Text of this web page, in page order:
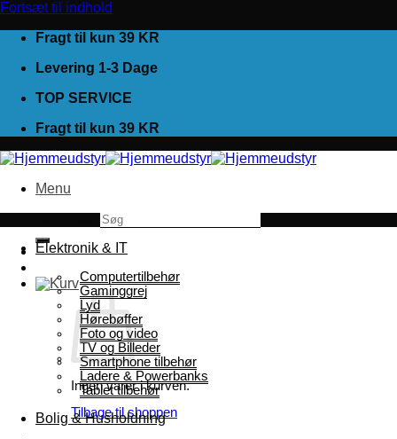
Fortsæt til indhold
Fragt til kun 39 KR
Levering 1-3 Dage
TOP SERVICE
Fragt til kun 39 KR
Menu
Ingen varer i kurven.
Tilbage til shoppen
Elektronik & IT
Computertilbehør
Gaminggrej
Lyd
Hørebøffer
Foto og video
TV og Billeder
Smartphone tilbehør
Ladere & Powerbanks
Tablet tilbehør
Bolig & Husholdning